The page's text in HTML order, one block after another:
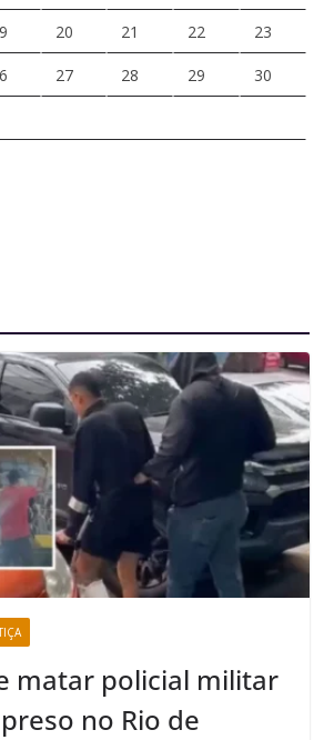
20 21 22 23
27 28 29 30
matar policial militar
no Rio de